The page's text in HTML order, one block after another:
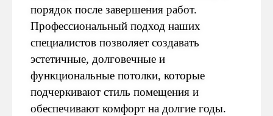
порядок после завершения работ.
Профессиональный подход наших
специалистов позволяет создавать
эстетичные, долговечные и
функциональные потолки, которые
подчеркивают стиль помещения и
обеспечивают комфорт на долгие годы.
ЗАКУПАЕМ МАТЕРИАЛЫ
Берём на себя подбор
и доставку (или
работаем с вашими)